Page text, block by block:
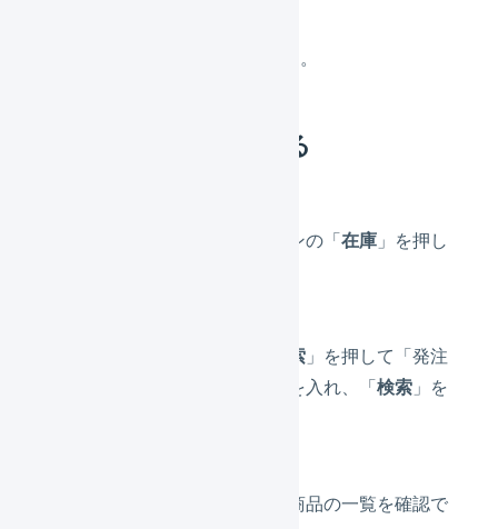
をします。
発注点割れを確認する
メインナビゲーションの「在庫 」を押し
詳細検索 」を押して「発注
点割れ」にチェックを入れ、「検索 」を
発注点割れになった商品の一覧を確認で